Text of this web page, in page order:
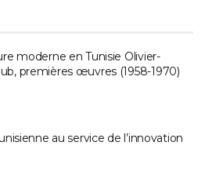
moderne en Tunisie Olivier-
premières œuvres (1958-1970)
au service de l’innovation